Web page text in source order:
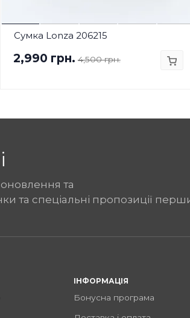
Сумка Lonza 206215
2,990 грн. 4,500 грн.
та
та спеціальні пропозиції
ІНФОРМАЦІЯ
Бонусна програма